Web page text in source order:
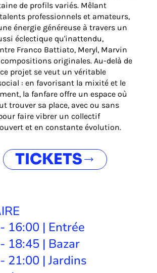
de profils variés. Mêlant
professionnels et amateurs,
énergie généreuse à travers un
éclectique qu'inattendu,
Franco Battiato, Meryl, Marvin
compositions originales. Au-delà de
projet se veut un véritable
: en favorisant la mixité et le
la fanfare offre un espace où
trouver sa place, avec ou sans
faire vibrer un collectif
et en constante évolution.
TICKETS
16:00 | Entrée
18:45 | Bazar
21:00 | Jardins